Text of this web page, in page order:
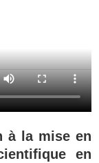
à la mise en
en